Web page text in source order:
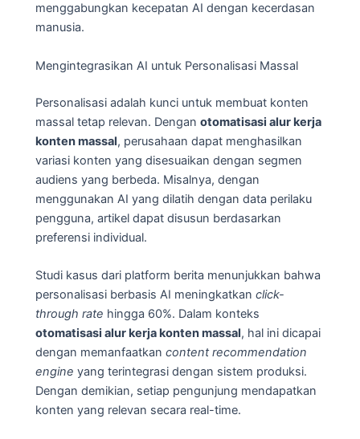
menggabungkan kecepatan AI dengan kecerdasan
manusia.
Mengintegrasikan AI untuk Personalisasi Massal
Personalisasi adalah kunci untuk membuat konten
massal tetap relevan. Dengan otomatisasi alur kerja
konten massal, perusahaan dapat menghasilkan
variasi konten yang disesuaikan dengan segmen
audiens yang berbeda. Misalnya, dengan
menggunakan AI yang dilatih dengan data perilaku
pengguna, artikel dapat disusun berdasarkan
preferensi individual.
Studi kasus dari platform berita menunjukkan bahwa
personalisasi berbasis AI meningkatkan click-
through rate hingga 60%. Dalam konteks
otomatisasi alur kerja konten massal, hal ini dicapai
dengan memanfaatkan content recommendation
engine yang terintegrasi dengan sistem produksi.
Dengan demikian, setiap pengunjung mendapatkan
konten yang relevan secara real-time.